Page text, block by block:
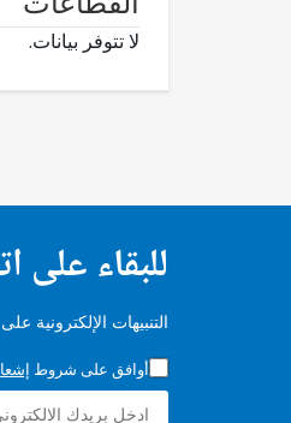
لا تتوفر بيانات.
للبقاء
التنبيهات الإلكترونية على Project P007761
أوافق على شروط